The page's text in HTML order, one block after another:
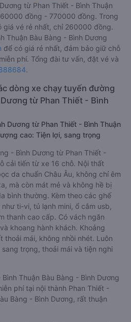
từ Phan Thiết - Bình Thuận
đồng - 770000 đồng. Trong
giá vé rẻ nhất, chỉ 260000 đồng.
Thuận Bàu Bàng - Bình Dương
để có giá rẻ nhất, đảm bảo giữ chỗ
phí. Tổng đài tư vấn, đặt vé và
.
dòng xe chạy tuyến đường
từ Phan Thiết - Bình
Dương từ Phan Thiết - Bình Thuận
cao: Tiện lợi, sang trọng
- Bình Dương từ Phan Thiết -
cải tiến từ xe 16 chỗ. Nội thất
da chuẩn Châu Âu, không chỉ êm
mà còn mát mẻ và không hề bị
bình thường. Kèm theo các ghế
ti-vi, tủ lạnh mini, ổ cắm usb,
thanh cao cấp. Có vách ngăn
khoang hành khách. Khoảng
thoải mái, không nhồi nhét. Luôn
trọng, thoải mái và tiện nghi
Thuận Bàu Bàng - Bình Dương
phí tại nội thành Phan Thiết -
Bàng - Bình Dương, rất thuận